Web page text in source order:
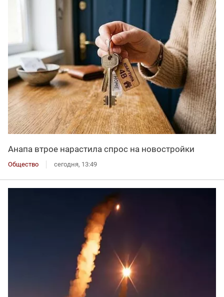
Анапа втрое нарастила спрос на новостройки
Общество сегодня, 13:49